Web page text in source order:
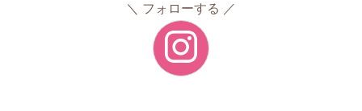
フォローする